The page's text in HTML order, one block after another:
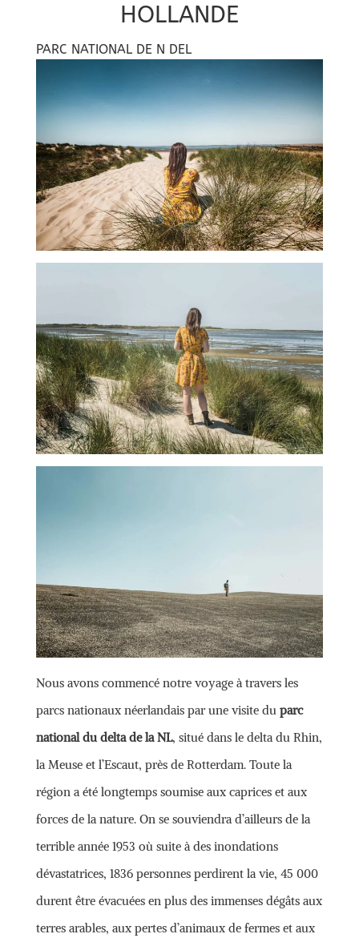
HOLLANDE
PARC NATIONAL DE N DEL
Nous avons commencé notre voyage à travers les
parcs nationaux néerlandais par une visite du parc
national du delta de la NL, situé dans le delta du Rhin,
la Meuse et l’Escaut, près de Rotterdam. Toute la
région a été longtemps soumise aux caprices et aux
forces de la nature. On se souviendra d’ailleurs de la
terrible année 1953 où suite à des inondations
dévastatrices, 1836 personnes perdirent la vie, 45 000
durent être évacuées en plus des immenses dégâts aux
terres arables, aux pertes d’animaux de fermes et aux